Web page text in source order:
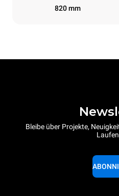
820 mm
Bleibe über Projekte,